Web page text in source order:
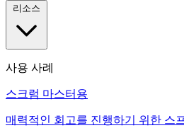
사용 사례
스크럼 마스터용
매력적인 회고를 진행하기 위한 스